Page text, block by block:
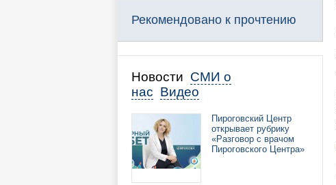
Рекомендовано к прочтению
Новости СМИ о
нас Видео
Пироговский Центр
открывает рубрику
«Разговор с врачом
Пироговского Центра»